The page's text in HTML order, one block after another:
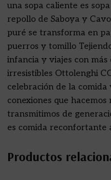
una sopa caliente es
repollo de Saboya y
puré se transforma en
puerros y tomillo
infancia y viajes con
irresistibles Ottolenghi
celebración de la comida
conexiones que
transmitimos de
es comida reconfortante
Productos